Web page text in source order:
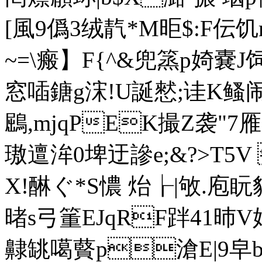
[風9僞3绒靔*M昛$:F伝
~=\瘢】F{^&兜篜p婍嚢J
窓喢鎕g浨!U誕憖;诖K鳋闹
鶌,mjqPEK撮Z袭"7
璈邅洠0埤迂謲
X!醂ぐ*S憹 炲┟|敂.庖
暏s弓箽EJqRF跘41昁
齂罀噶藖p滄